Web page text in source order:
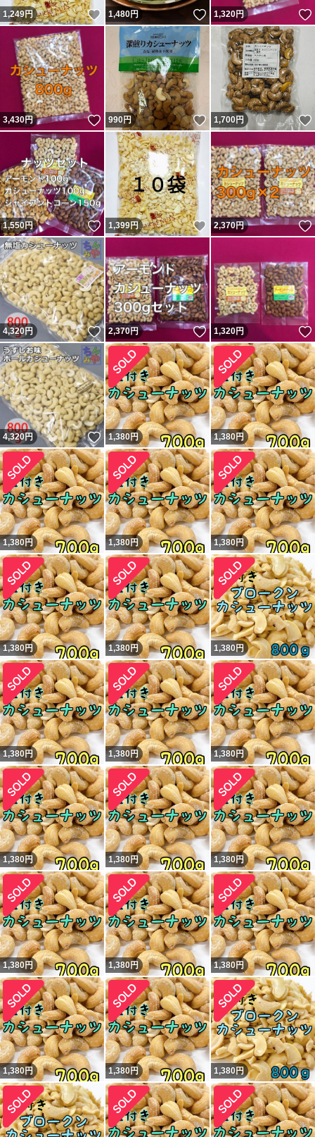
1,249円 いいね！
1,480円 いいね！
1,320円
3,430円 いいね！
990円 いいね！
1,700円
1,550円 いいね！
1,399円 いいね！
2,370円
4,320円 いいね！
2,370円 いいね！
1,320円
4,320円 いいね！
1,380円 1,380円
1,380円 1,380円 1,380円
1,380円 1,380円 1,380円
1,380円 1,380円 1,380円
1,380円 1,380円 1,380円
1,380円 1,380円 1,380円
1,380円 1,380円 1,380円